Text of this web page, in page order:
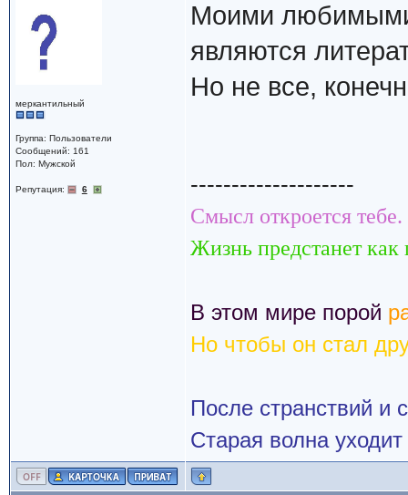
меркантильный
Группа: Пользователи
Сообщений: 161
Пол: Мужской
Репутация: 6
Моими
являются
Но не все,
--------------------
Смысл откроется
Жизнь предстанет как
В этом мире порой
Но чтобы он стал
После странствий и
Старая волна